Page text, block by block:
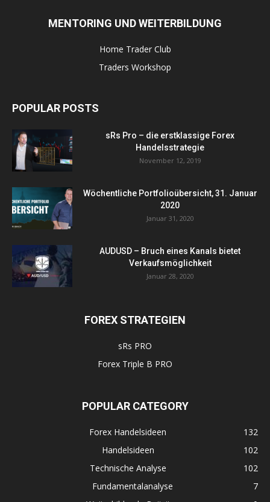
MENTORING UND WEITERBILDUNG
Home Trader Club
Traders Workshop
POPULAR POSTS
sRs Pro – die erstklassige Forex
Handelsstrategie
November 12, 2019
Wöchentliche Portfolioübersicht, 31. Januar
2020
Januar 31, 2020
AUDUSD – Bruch eines Kanals bietet
Verkaufsmöglichkeit
Januar 28, 2020
FOREX STRATEGIEN
sRs PRO
Forex Triple B PRO
POPULAR CATEGORY
Forex Handelsideen
132
Handelsideen
102
Technische Analyse
102
Fundamentalanalyse
7